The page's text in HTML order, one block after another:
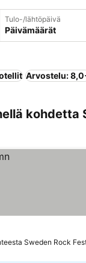
Tulo-/lähtöpäivä
Päivämäärät
Arvostelu:
kohdetta
Sweden Rock